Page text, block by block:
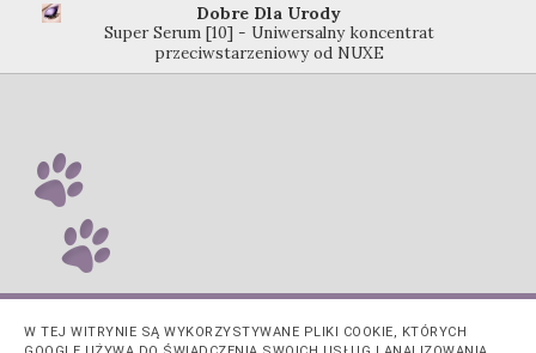
Dobre Dla Urody
Super Serum [10] - Uniwersalny koncentrat
przeciwstarzeniowy od NUXE
W TEJ WITRYNIE SĄ WYKORZYSTYWANE PLIKI COOKIE, KTÓRYCH